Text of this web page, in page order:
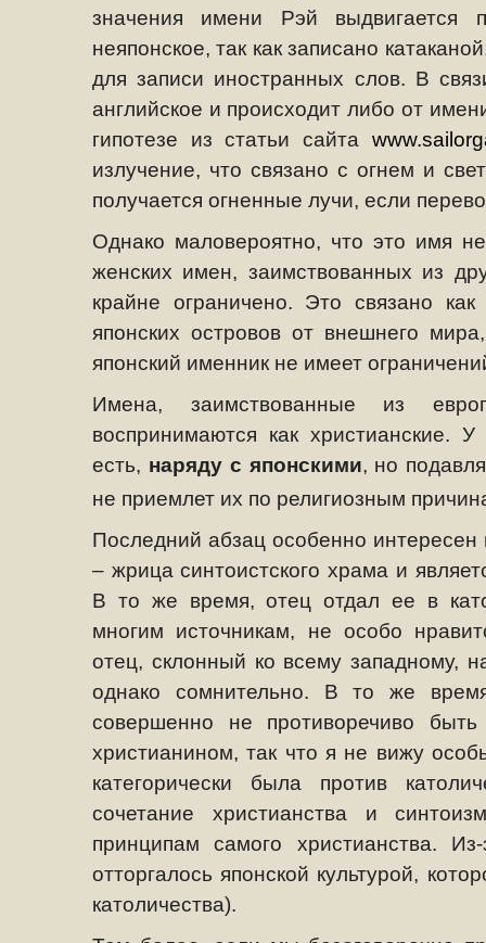
значения имени Рэй выдвигается
неяпонское, так как записано
для записи иностранных слов. В
английское и происходит либо от
гипотезе из статьи сайта www.
излучение, что связано с огнем и
получается огненные лучи, если
Однако маловероятно, что это имя
женских имен, заимствованных из
крайне ограничено. Это связано
японских островов от внешнего
японский именник не имеет
Имена, заимствованные из
воспринимаются как христианские.
есть, наряду с японскими, но
не приемлет их по религиозным
Последний абзац особенно
– жрица синтоистского храма и
В то же время, отец отдал ее в
многим источникам, не особо
отец, склонный ко всему западному,
однако сомнительно. В то же
совершенно не противоречиво
христианином, так что я не вижу
категорически была против
сочетание христианства и
принципам самого христианства.
отторгалось японской культурой,
католичества).